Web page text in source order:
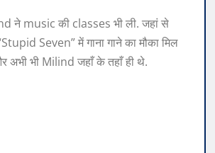
ने music की classes भी ली. जहां से
Seven” में गाना गाने का मौका मिल
अभी भी Milind जहाँ के तहाँ ही थे.